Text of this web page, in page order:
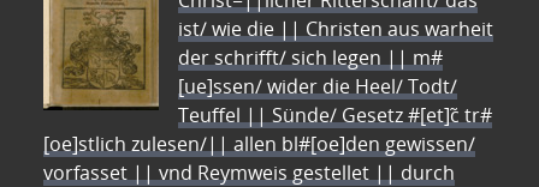
ist/ wie die || Christen aus warheit
der schrifft/ sich legen || m#
[ue]ssen/ wider die Heel/ Todt/
Teuffel || Sünde/ Gesetz #[et]c̃ tr#
[oe]stlich zulesen/|| allen bl#[oe]den gewissen/
vorfasset || vnd Reymweis gestellet || durch